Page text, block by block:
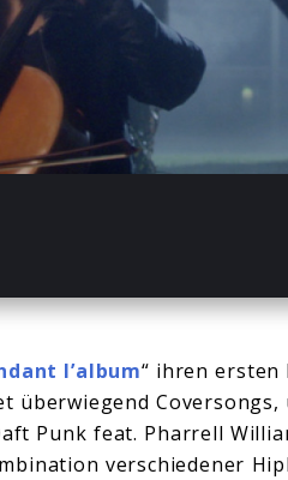
l’album“ ihren ersten
überwiegend Coversongs,
Punk feat. Pharrell
verschiedener